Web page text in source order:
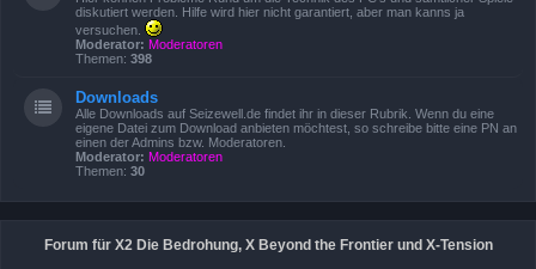
diskutiert werden. Hilfe wird hier nicht garantiert, aber man kanns ja
versuchen.
Moderator: Moderatoren
Themen: 398
Downloads
Alle Downloads auf Seizewell.de findet ihr in dieser Rubrik. Wenn du eine
eigene Datei zum Download anbieten möchtest, so schreibe bitte eine PN an
einen der Admins bzw. Moderatoren.
Moderator: Moderatoren
Themen: 30
Forum für X2 Die Bedrohung, X Beyond the Frontier und X-Tension